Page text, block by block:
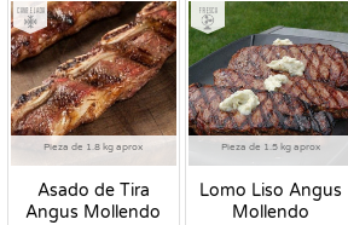
Pieza de 1.8 kg aprox
Asado de Tira
Angus Mollendo
Congelado
Pieza de 1.5 kg aprox
Lomo Liso Angus
Mollendo
Fresco